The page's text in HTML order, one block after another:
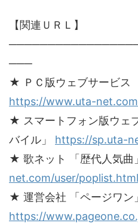
【関連ＵＲＬ】
───
★ ＰＣ版ウェブサービス
https://www.uta-
★ スマートフォン版ウェ
バイル」 https://sp.uta-
★ 歌ネット 「歴代人気曲
net.com/user/poplist.html
★ 運営会社 「ページワン
https://